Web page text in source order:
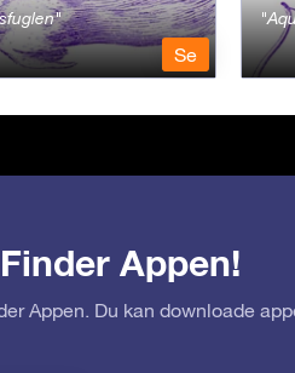
Se
Appen!
Appen. Du kan downloade